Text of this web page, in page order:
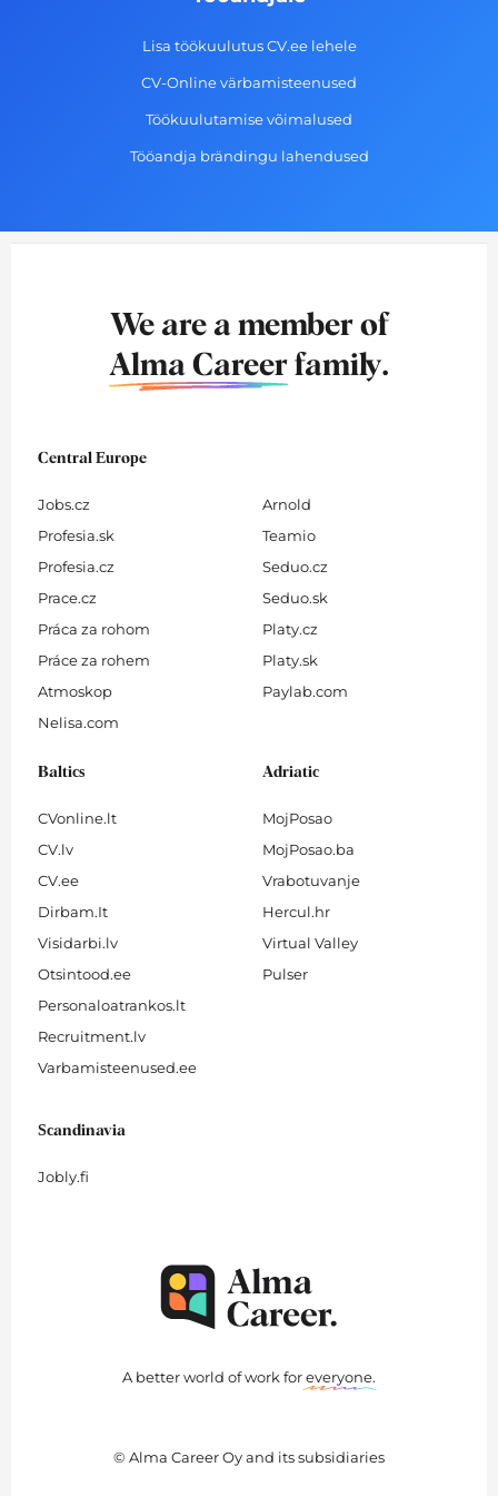
Lisa töökuulutus CV.ee lehele
CV-Online värbamisteenused
Töökuulutamise võimalused
Tööandja brändingu lahendused
We are a member of
Alma Career family.
Central Europe
Jobs.cz
Profesia.sk
Profesia.cz
Prace.cz
Práca za rohom
Práce za rohem
Atmoskop
Nelisa.com
Arnold
Teamio
Seduo.cz
Seduo.sk
Platy.cz
Platy.sk
Paylab.com
Baltics
CVonline.lt
CV.lv
CV.ee
Dirbam.It
Visidarbi.lv
Otsintood.ee
Personaloatrankos.lt
Recruitment.lv
Varbamisteenused.ee
Adriatic
MojPosao
MojPosao.ba
Vrabotuvanje
Hercul.hr
Virtual Valley
Pulser
Scandinavia
Jobly.fi
A better world of work foreveryone.
© Alma Career Oy and its subsidiaries